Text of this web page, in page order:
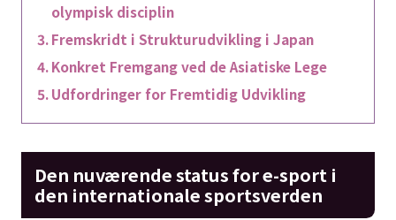
olympisk disciplin
Fremskridt i Strukturudvikling i Japan
Konkret Fremgang ved de Asiatiske Lege
Udfordringer for Fremtidig Udvikling
Den nuværende status for e-sport i
den internationale sportsverden